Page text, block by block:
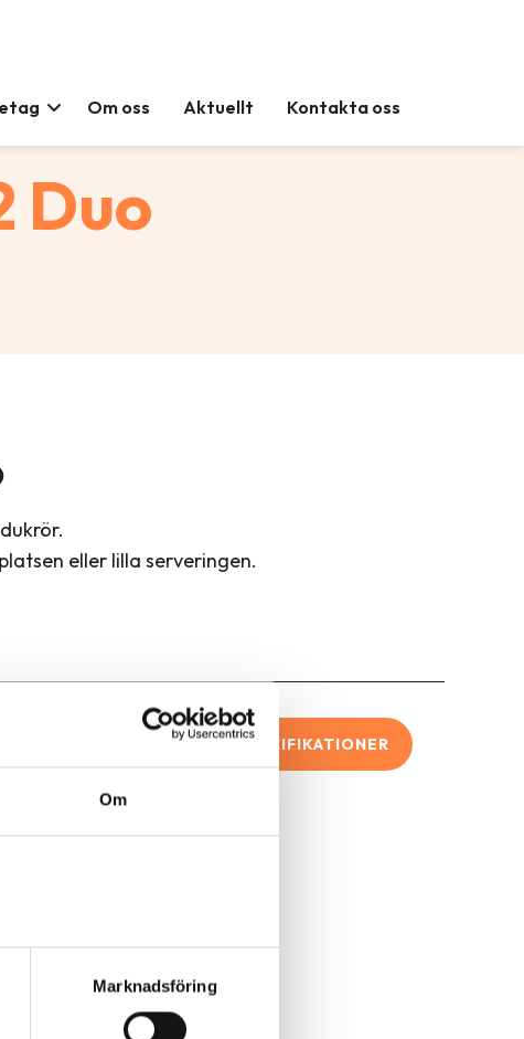
Om
Marknadsföring
Om oss Aktuellt Kontakta oss
Duo
eller lilla serveringen.
TEKNISKA SPECIFIKATIONER